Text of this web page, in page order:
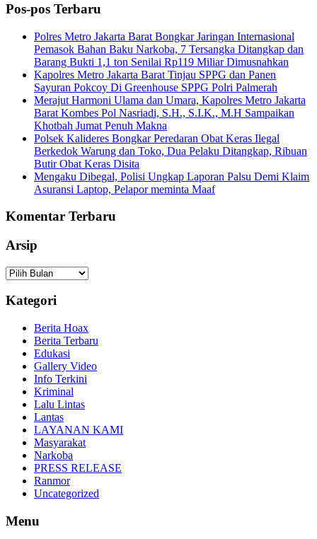
Pos-pos Terbaru
Polres Metro Jakarta Barat Bongkar Jaringan Internasional
Pemasok Bahan Baku Narkoba, 7 Tersangka Ditangkap dan
Barang Bukti 1,1 ton Senilai Rp119 Miliar Dimusnahkan
Kapolres Metro Jakarta Barat Tinjau SPPG dan Panen
Sayuran Pokcoy Di Greenhouse SPPG Polri Palmerah
Merajut Harmoni Ulama dan Umara, Kapolres Metro Jakarta
Barat Kombes Pol Nasriadi, S.H., S.I.K., M.H Sampaikan
Khotbah Jumat Penuh Makna
Polsek Kalideres Bongkar Peredaran Obat Keras Ilegal
Berkedok Warung dan Toko, Dua Pelaku Ditangkap, Ribuan
Butir Obat Keras Disita
Mengaku Dibegal, Polisi Ungkap Laporan Palsu Demi Klaim
Asuransi Laptop, Pelapor meminta Maaf
Komentar Terbaru
Arsip
Arsip
Kategori
Berita Hoax
Berita Terbaru
Edukasi
Gallery Video
Info Terkini
Kriminal
Lalu Lintas
Lantas
LAYANAN KAMI
Masyarakat
Narkoba
PRESS RELEASE
Ranmor
Uncategorized
Menu